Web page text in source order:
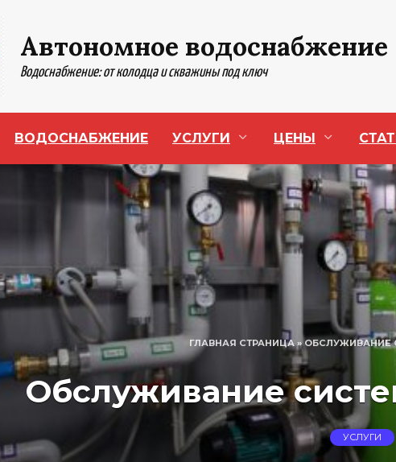
Автономное водоснабжение
Водоснабжение: от колодца и скважины под ключ
ВОДОСНАБЖЕНИЕ УСЛУГИ ЦЕНЫ
ГЛАВНАЯ СТРАНИЦА » ОБСЛУЖИВАНИЕ
Обслуживание
УСЛУГИ